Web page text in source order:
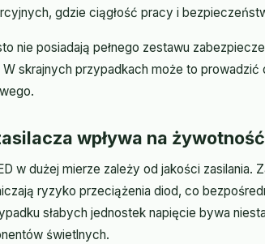
gdzie ciągłość pracy i
nie posiadają pełnego zestawu
skrajnych przypadkach może to prowadzić
wpływa na
w dużej mierze zależy od jakości zasilania.
ryzyko przeciążenia diod, co
słabych jednostek napięcie bywa
świetlnych.